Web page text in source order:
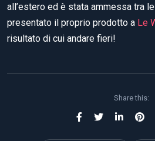
all’estero ed è stata ammessa tra
presentato il proprio prodotto a Le
risultato di cui andare fieri!
Share this: